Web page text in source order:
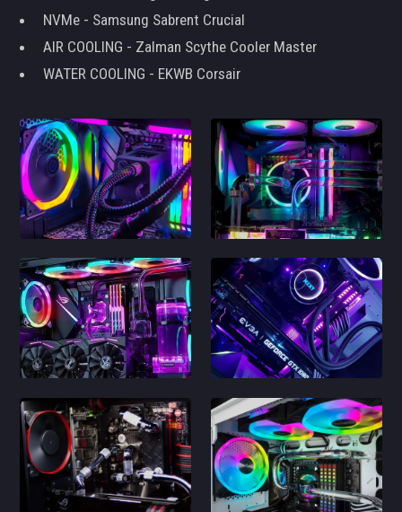
NVMe - Samsung Sabrent Crucial
AIR COOLING - Zalman Scythe Cooler Master
WATER COOLING - EKWB Corsair